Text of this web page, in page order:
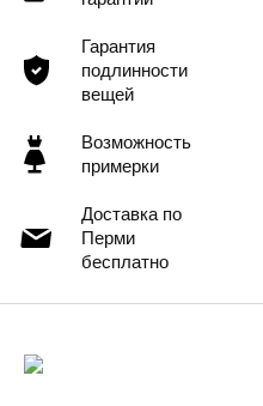
Гарантия
подлинности
вещей
Возможность
примерки
Доставка по
Перми
бесплатно